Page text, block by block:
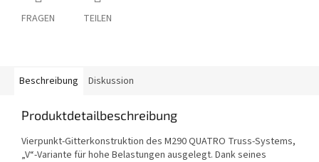
FRAGEN TEILEN
Beschreibung Diskussion
Produktdetailbeschreibung
Vierpunkt-Gitterkonstruktion des M290 QUATRO Truss-Systems,
„V“-Variante für hohe Belastungen ausgelegt. Dank seines